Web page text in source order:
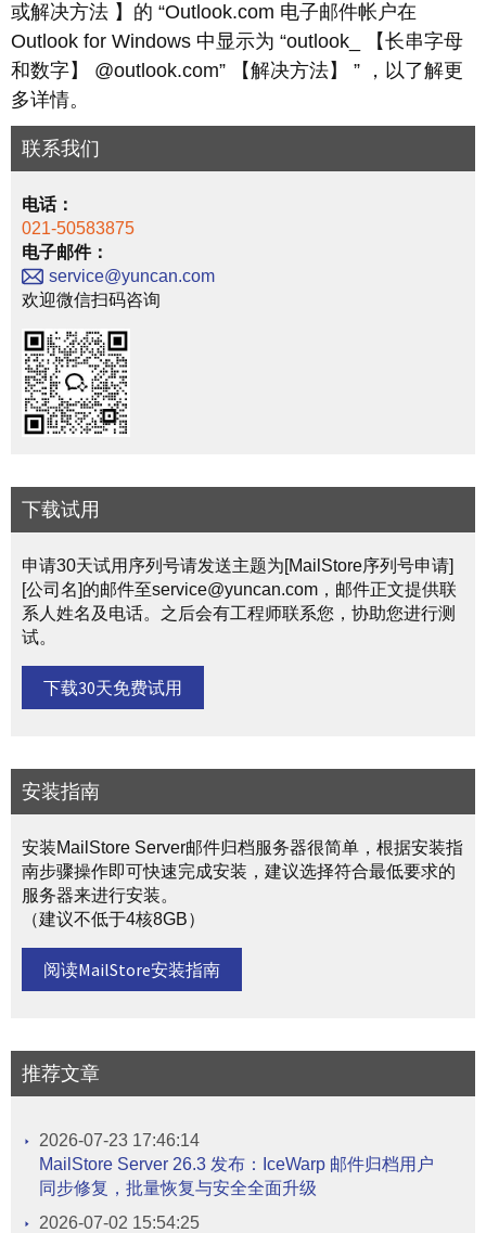
或解决方法 】的 “Outlook.com 电子邮件帐户在
Outlook for Windows 中显示为 “outlook_ 【长串字母
和数字】 @outlook.com” 【解决方法】 ” ，以了解更
多详情。
联系我们
电话：
021-50583875
电子邮件：
service@yuncan.com
欢迎微信扫码咨询
下载试用
申请30天试用序列号请发送主题为[MailStore序列号申请]
[公司名]的邮件至service@yuncan.com，邮件正文提供联
系人姓名及电话。之后会有工程师联系您，协助您进行测
试。
下载30天免费试用
安装指南
安装MailStore Server邮件归档服务器很简单，根据安装指
南步骤操作即可快速完成安装，建议选择符合最低要求的
服务器来进行安装。
（建议不低于4核8GB）
阅读MailStore安装指南
推荐文章
2026-07-23 17:46:14
MailStore Server 26.3 发布：IceWarp 邮件归档用户
同步修复，批量恢复与安全全面升级
2026-07-02 15:54:25